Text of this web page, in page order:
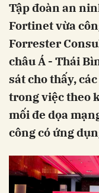
Tập đoàn an
Fortinet vừa
Forrester
châu Á - Thái
sát cho thấy,
trong việc theo
mối đe dọa
công có ứng